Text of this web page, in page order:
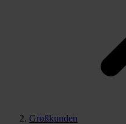
Großkunden